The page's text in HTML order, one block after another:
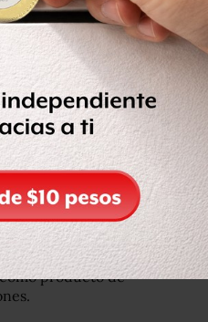
a Imelda de haber tratado de
joven confundió con la
sangrados obstétricos
al momento de la
producto de